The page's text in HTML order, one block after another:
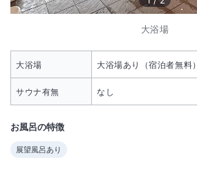
大浴場
大浴場 大浴場あり（宿泊者無料）
サウナ有無 なし
お風呂の特徴
展望風呂あり